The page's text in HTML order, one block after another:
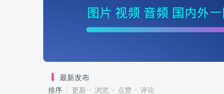
最新发布
排序 更新 浏览 点赞 评论